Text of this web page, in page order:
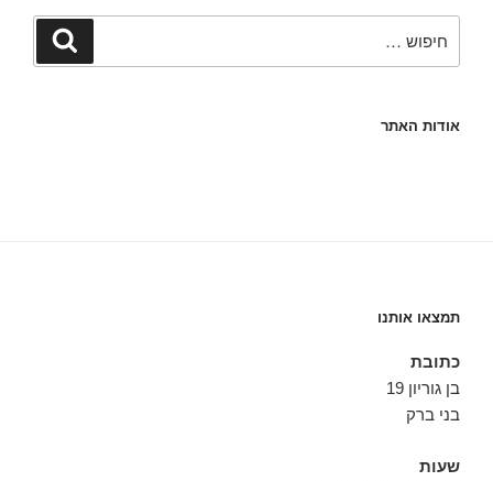
חיפוש
אודות האתר
תמצאו אותנו
כתובת
בן גוריון 19
בני ברק
שעות